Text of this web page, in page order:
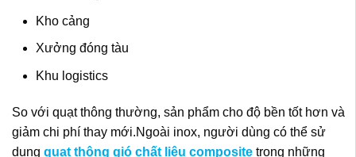
Kho cảng
Xưởng đóng tàu
Khu logistics
So với quạt thông thường, sản phẩm cho độ bền tốt hơn và
giảm chi phí thay mới.Ngoài inox, người dùng có thể sử
dụng quạt thông gió chất liệu composite trong những